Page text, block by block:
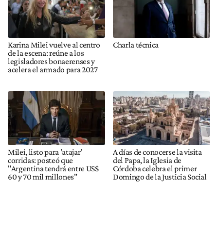
Karina Milei vuelve al centro
de la escena: reúne a los
legisladores bonaerenses y
acelera el armado para 2027
Charla técnica
Milei, listo para 'atajar'
corridas: posteó que
"Argentina tendrá entre US$
60 y 70 mil millones"
A días de conocerse la visita
del Papa, la Iglesia de
Córdoba celebra el primer
Domingo de la Justicia Social